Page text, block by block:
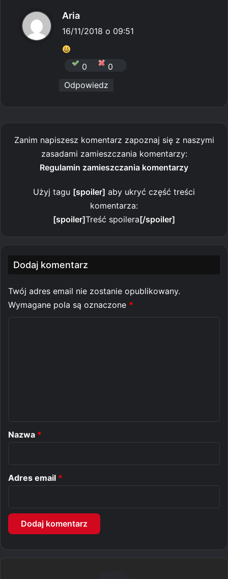
Aria
i
e
:
16/11/2018 o 09:51
0
0
Odpowiedz
Zanim napiszesz komentarz zapoznaj się z naszymi
zasadami zamieszczania komentarzy:
Regulamin zamieszczania komentarzy
Użyj tagu [spoiler] aby ukryć część treści
komentarza:
[spoiler]Treść spoilera[/spoiler]
Dodaj komentarz
Twój adres email nie zostanie opublikowany.
Wymagane pola są oznaczone *
r
Nazwa *
Adres email *